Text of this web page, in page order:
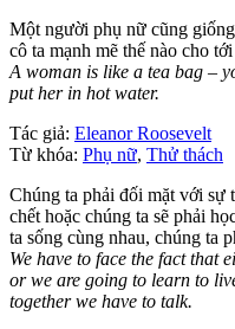
Một người phụ nữ cũng
cô ta mạnh mẽ thế nào cho
A woman is like a tea bag –
put her in hot water.
Tác giả: Eleanor Roosevelt
Từ khóa: Phụ nữ, Thử thách
Chúng ta phải đối mặt với sự
chết hoặc chúng ta sẽ phải
ta sống cùng nhau, chúng ta
We have to face the fact that
or we are going to learn to
together we have to talk.